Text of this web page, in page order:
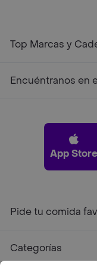
Top Marcas y
Encuéntranos en
App Store
Pide tu comida
Categorías